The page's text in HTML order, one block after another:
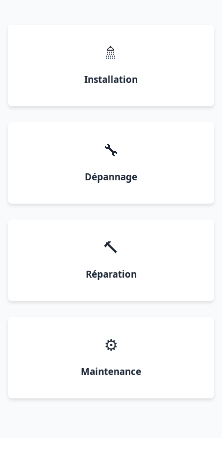
🚿
Installation
🔧
Dépannage
🔨
Réparation
⚙️
Maintenance